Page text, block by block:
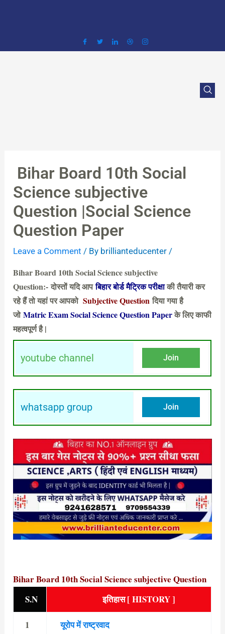
Bihar Board 10th Social
Science subjective
Question |Social Science
Question Paper
Leave a Comment / By brillianteducenter /
Bihar Board 10th Social Science subjective
Question:- दोस्तों यदि आपबिहार बोर्ड मैट्रिक परीक्षाकी तैयारी कर
रहे हैं तो यहां पर आपकोSubjective Question दिया गया है
जोMatric Exam Social Science Question Paperके लिए काफी
महत्वपूर्ण है |
youtube channel Join
whatsapp group Join
Bihar Board 10th Social Science subjective Question
S.N
इतिहास [ HISTORY ]
1 यूरोप में राष्ट्रवाद